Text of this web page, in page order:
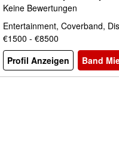
Keine Bewertungen
Entertainment, Coverband,
€1500 - €8500
Profil Anzeigen
Band